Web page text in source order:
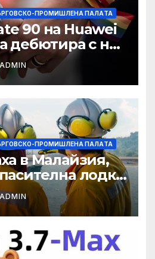
ПРОМИШЛЕНА ПАЛAТА
90 на Huawei
дебютира с нов
есен ·
ADMIN
ПРОМИШЛЕНА ПАЛAТА
в Малайзия,
лодка
от
на Petronas
ADMIN